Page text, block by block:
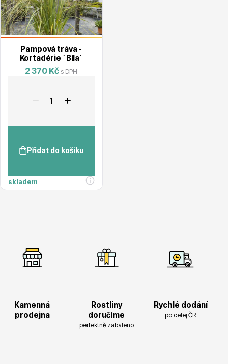
Semena, sadba
Vodní rostliny
Květináče
Pampová tráva -
Kortadérie ´Bíla´
2 370 Kč s DPH
Přidat do košíku
skladem
Kamenná
prodejna
Rostliny
doručíme
perfektně zabaleno
Rychlé dodání
po celej ČR